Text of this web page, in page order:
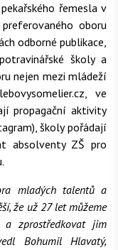
řemesla v
oboru
odborné publikace,
školy a
nejen mezi mládeží
ve
propagační aktivity
školy pořádají
absolventy ZŠ pro
mladých talentů a
že už 27 let můžeme
zprostředkovat jim
Bohumil Hlavatý,